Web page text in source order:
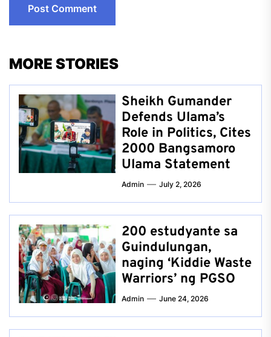
MORE STORIES
Sheikh Gumander
Defends Ulama’s
Role in Politics, Cites
2000 Bangsamoro
Ulama Statement
Admin July 2, 2026
200 estudyante sa
Guindulungan,
naging ‘Kiddie Waste
Warriors’ ng PGSO
Admin June 24, 2026